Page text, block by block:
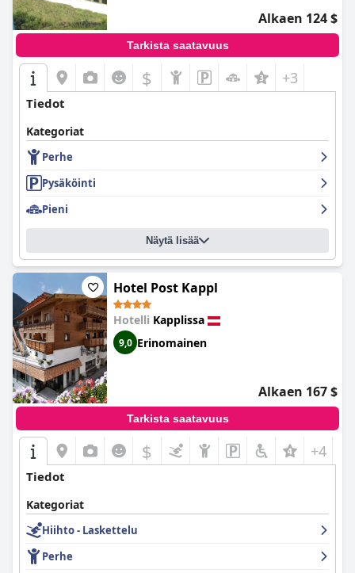
Alkaen 124 $
Tarkista saatavuus
$ +3
Tiedot
Kategoriat
Perhe
Pysäköinti
Pieni
Näytä lisää
Hotel Post Kappl
Hotelli Kapplissa
9,0 Erinomainen
Alkaen 167 $
Tarkista saatavuus
$ +4
Tiedot
Kategoriat
Hiihto - Laskettelu
Perhe